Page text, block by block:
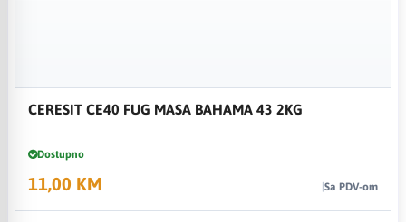
CERESIT CE40 FUG MASA BAHAMA 43 2KG
Dostupno
11,00 KM Sa PDV-om